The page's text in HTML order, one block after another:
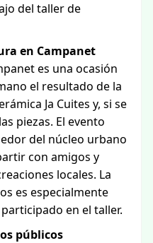
del taller de
en Campanet
es una ocasión
el resultado de la
Ja Cuites y, si se
piezas. El evento
del núcleo urbano
con amigos y
locales. La
es especialmente
en el taller.
públicos